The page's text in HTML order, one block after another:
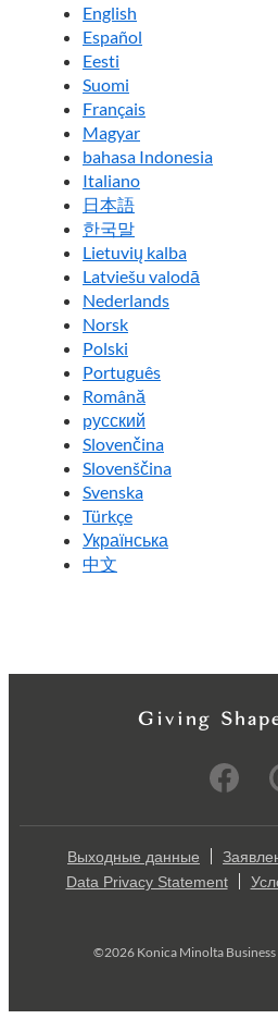
English
Español
Eesti
Suomi
Français
Magyar
bahasa Indonesia
Italiano
日本語
한국말
Lietuvių kalba
Latviešu valodā
Nederlands
Norsk
Polski
Português
Română
pусский
Slovenčina
Slovenščina
Svenska
Türkçe
Українська
中文
Выходные данные
Data Privacy Statement
©2026 Konica Minolta